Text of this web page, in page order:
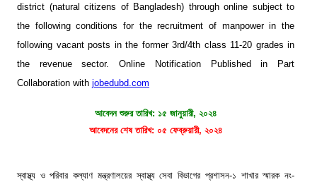
district (natural citizens of Bangladesh) through online subject to
the following conditions for the recruitment of manpower in the
following vacant posts in the former 3rd/4th class 11-20 grades in
the revenue sector. Online Notification Published in Part
Collaboration with jobedubd.com
আবেদন শুরুর তারিখ: ১৫ জানুয়ারী, ২০২৪
আবেদনের শেষ তারিখ: ০৫ ফেব্রুয়ারী, ২০২৪
স্বাস্থ্য ও পরিবার কল্যাণ মন্ত্রণালয়ের স্বাস্থ্য সেবা বিভাগের প্রশাসন-১ শাখার স্মারক নং-